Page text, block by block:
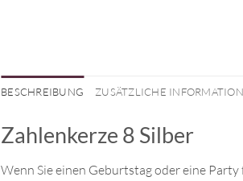
BESCHREIBUNG ZUSÄTZLICHE
Zahlenkerze 8 Silber
Wenn Sie einen Geburtstag oder eine